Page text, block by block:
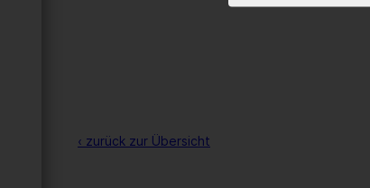
‹ zurück zur Übersicht